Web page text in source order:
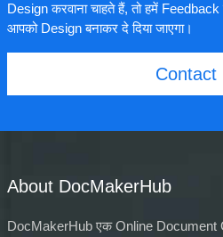
Design करवाना चाहते हैं, तो हमें
आपको Design बनाकर दे दिया जाएगा।
Contact
About DocMakerHub
DocMakerHub एक Online Document